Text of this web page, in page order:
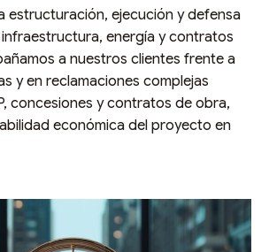
estructuración, ejecución y defensa
energía y contratos
a nuestros clientes frente a
y en reclamaciones complejas
concesiones y contratos de obra,
económica del proyecto en